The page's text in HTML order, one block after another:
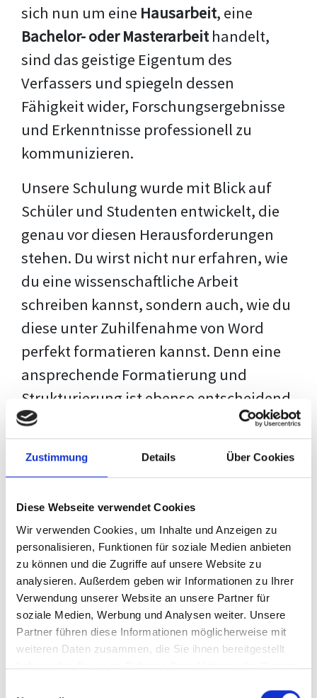
Zustimmung Details Über Cookies
Diese Webseite verwendet Cookies
Wir verwenden Cookies, um Inhalte und Anzeigen zu
personalisieren, Funktionen für soziale Medien anbieten
zu können und die Zugriffe auf unsere Website zu
analysieren. Außerdem geben wir Informationen zu Ihrer
Verwendung unserer Website an unsere Partner für
soziale Medien, Werbung und Analysen weiter. Unsere
Partner führen diese Informationen möglicherweise mit
weiteren Daten zusammen, die Sie ihnen bereitgestellt
haben oder die sie im Rahmen Ihrer Nutzung der Dienste
sich nun um eine Hausarbeit, eine
Bachelor- oder Masterarbeithandelt,
sind das geistige Eigentum des
Verfassers und spiegeln dessen
Fähigkeit wider, Forschungsergebnisse
und Erkenntnisse professionell zu
kommunizieren.
Unsere Schulung wurde mit Blick auf
Schüler und Studenten entwickelt, die
genau vor diesen Herausforderungen
stehen. Du wirst nicht nur erfahren, wie
du eine wissenschaftliche Arbeit
schreiben kannst, sondern auch, wie du
diese unter Zuhilfenahme von Word
perfekt formatieren kannst. Denn eine
ansprechende Formatierung und
Strukturierung ist ebenso entscheidend
wie der Inhalt selbst. Jeder Prüfer hat
eigene Erwartungen, und unsere
Schulung ist so konzipiert, dass sie dir
deiner individuellen Vorlage zeigt,
anstatt eine Einheitslösung zu bieten.
Der Prozess des wissenschaftlichen
Schreibens kann ohne das richtige
Wissen eine große Herausforderung
darstellen. Jedoch, ausgestattet mit
denTechniken und Strategiendieses
Kurses, wird die Formatierung deiner